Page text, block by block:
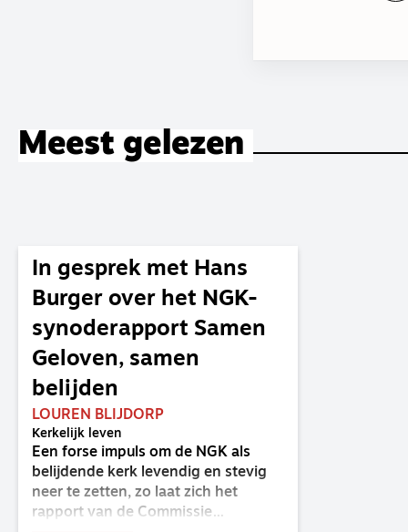
Meest gelezen
In gesprek met Hans
Burger over het NGK-
synoderapport Samen
Geloven, samen
belijden
LOUREN BLIJDORP
Kerkelijk leven
Een forse impuls om de NGK als
belijdende kerk levendig en stevig
neer te zetten, zo laat zich het
rapport van de Commissie